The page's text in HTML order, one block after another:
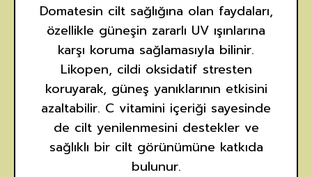
Domatesin cilt sağlığına olan faydaları,
özellikle güneşin zararlı UV ışınlarına
karşı koruma sağlamasıyla bilinir.
Likopen, cildi oksidatif stresten
koruyarak, güneş yanıklarının etkisini
azaltabilir. C vitamini içeriği sayesinde
de cilt yenilenmesini destekler ve
sağlıklı bir cilt görünümüne katkıda
bulunur.